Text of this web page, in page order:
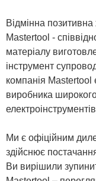
Відмінна
Mastertool -
матеріалу
інструмент
компанія
виробника
Ми є офіційним
здійснює
Ви вирішили